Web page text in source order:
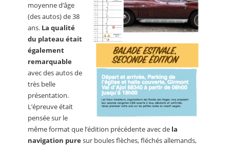
moyenne d’âge
(des autos) de 38
ans. La qualité
du plateau était
également
remarquable
avec des autos de
très belle
présentation.
L’épreuve était
pensée sur le
même format que l’édition précédente avec de la
navigation puresur boules flèches, fléchés allemands,